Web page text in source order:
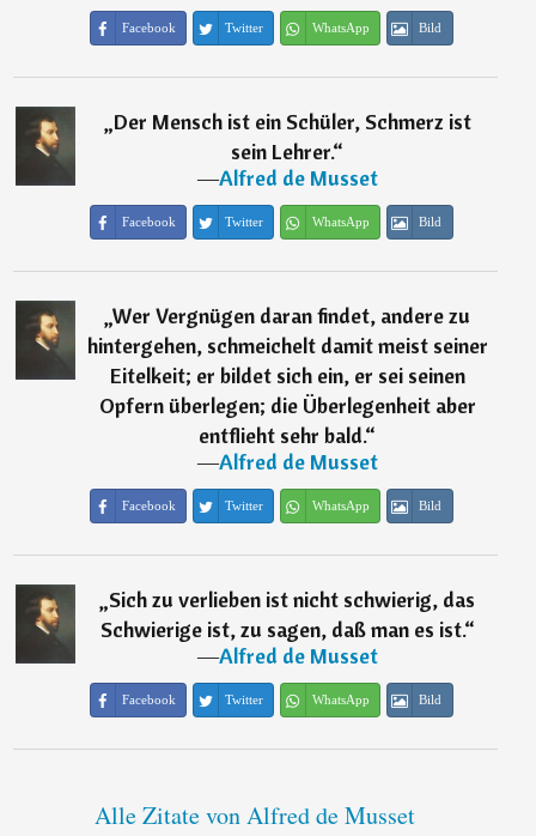
Facebook Twitter WhatsApp Bild
„Der Mensch ist ein Schüler, Schmerz ist
sein Lehrer.“
―Alfred de Musset
Facebook Twitter WhatsApp Bild
„Wer Vergnügen daran findet, andere zu
hintergehen, schmeichelt damit meist seiner
Eitelkeit; er bildet sich ein, er sei seinen
Opfern überlegen; die Überlegenheit aber
entflieht sehr bald.“
―Alfred de Musset
Facebook Twitter WhatsApp Bild
„Sich zu verlieben ist nicht schwierig, das
Schwierige ist, zu sagen, daß man es ist.“
―Alfred de Musset
Facebook Twitter WhatsApp Bild
Alle Zitate von Alfred de Musset